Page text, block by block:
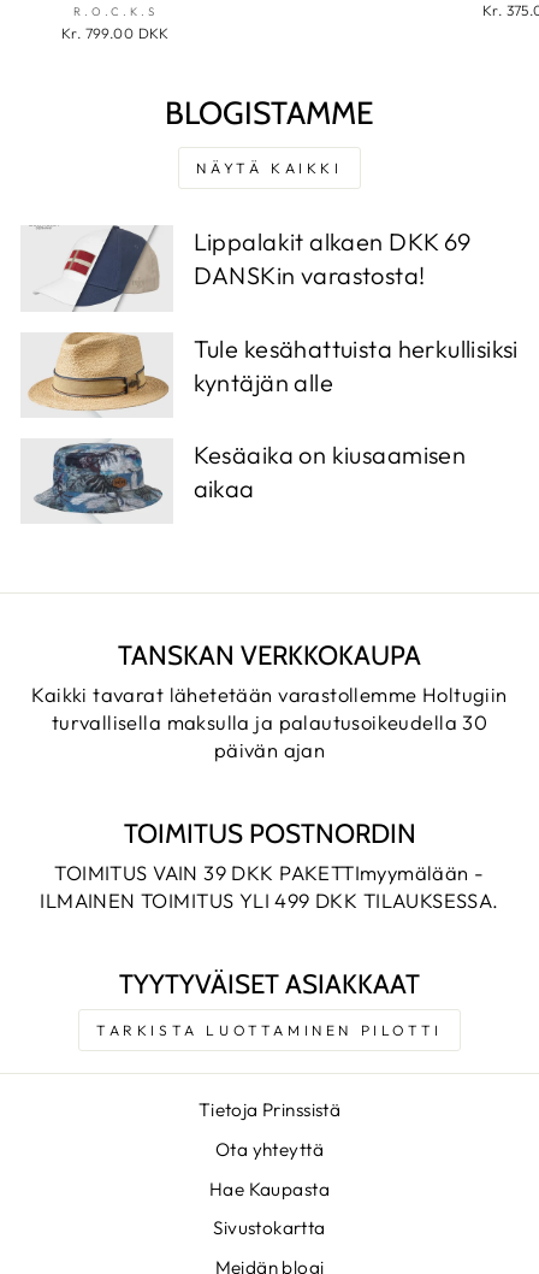
R.O.C.K.S
Kr. 799.00 DKK
Kr.
BLOGISTAMME
NÄYTÄ KAIKKI
Lippalakit alkaen DKK 69
DANSKin varastosta!
Tule kesähattuista herkullisiksi
kyntäjän alle
Kesäaika on kiusaamisen
aikaa
TANSKAN VERKKOKAUPA
Kaikki tavarat lähetetään varastollemme Holtugiin
turvallisella maksulla ja palautusoikeudella 30
päivän ajan
TOIMITUS POSTNORDIN
TOIMITUS VAIN 39 DKK PAKETTImyymälään -
ILMAINEN TOIMITUS YLI 499 DKK TILAUKSESSA.
TYYTYVÄISET ASIAKKAAT
TARKISTA LUOTTAMINEN PILOTTI
Tietoja Prinssistä
Ota yhteyttä
Hae Kaupasta
Sivustokartta
Meidän blogi